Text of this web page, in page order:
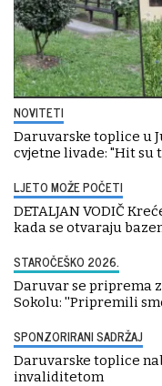
NOVITETI
Daruvarske toplice u
cvjetne livade: "Hit su
LJETO MOŽE POČETI
DETALJAN VODIČ
kada se otvaraju
STAROČEŠKO 2026.
Daruvar se priprema
Sokolu: ''Pripremili
SPONZORIRANI SADRŽAJ
Daruvarske toplice
invaliditetom